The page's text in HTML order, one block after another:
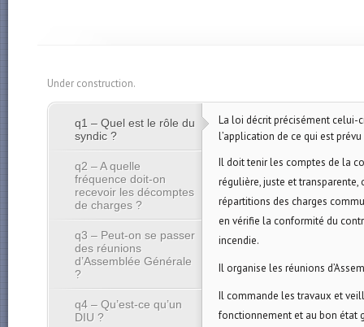
Under construction.
q1 – Quel est le rôle du
syndic ?
q2 – A quelle
fréquence doit-on
recevoir les décomptes
de charges ?
q3 – Peut-on se passer
des réunions
d’Assemblée Générale
?
q4 – Qu’est-ce qu’un
DIU ?
La loi décrit précisément celui-
l’application de ce qui est
Il doit tenir les comptes de la
régulière, juste et transparente,
répartitions des charges
en vérifie la conformité du
incendie.
Il organise les réunions
Il commande les travaux et
fonctionnement et au bon état